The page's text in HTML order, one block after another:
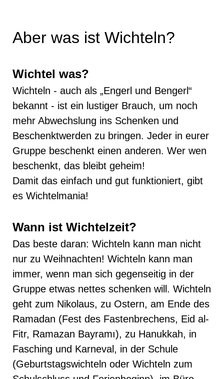
Aber was ist Wichteln?
Wichtel was?
Wichteln - auch als „Engerl und Bengerl“
bekannt - ist ein lustiger Brauch, um noch
mehr Abwechslung ins Schenken und
Beschenktwerden zu bringen. Jeder in eurer
Gruppe beschenkt einen anderen. Wer wen
beschenkt, das bleibt geheim!
Damit das einfach und gut funktioniert, gibt
es Wichtelmania!
Wann ist Wichtelzeit?
Das beste daran: Wichteln kann man nicht
nur zu Weihnachten! Wichteln kann man
immer, wenn man sich gegenseitig in der
Gruppe etwas nettes schenken will. Wichteln
geht zum Nikolaus, zu Ostern, am Ende des
Ramadan (Fest des Fastenbrechens, Eid al-
Fitr, Ramazan Bayramı), zu Hanukkah, in
Fasching und Karneval, in der Schule
(Geburtstagswichteln oder Wichteln zum